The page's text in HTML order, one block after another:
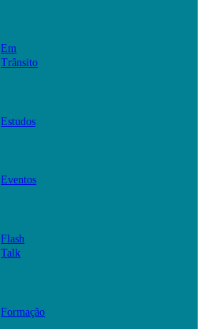
Em
Trânsito
Estudos
Eventos
Flash
Talk
Formação